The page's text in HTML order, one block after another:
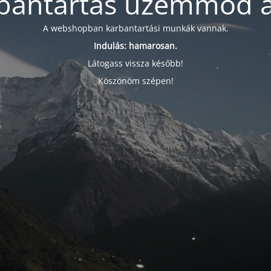
A webshopban karbantartási munkák vannak.
Indulás: hamarosan.
Látogass vissza később!
Köszönöm szépen!